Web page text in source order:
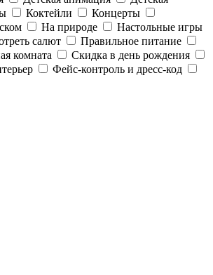
Коктейли
Концерты
На природе
Настольные игры
салют
Правильное питание
комната
Скидка в день рождения
Фейс-контроль и дресс-код